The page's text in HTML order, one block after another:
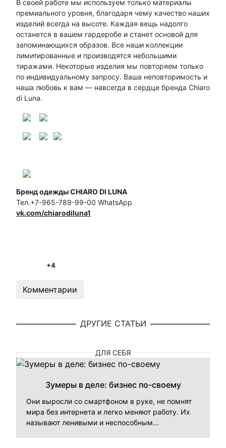
В своей работе мы используем только материалы
премиального уровня, благодаря чему качество наших
изделий всегда на высоте. Каждая вещь надолго
останется в вашем гардеробе и станет основой для
запоминающихся образов. Все наши коллекции
лимитированные и производятся небольшими
тиражами. Некоторые изделия мы повторяем только
по индивидуальному запросу. Ваша неповторимость и
наша любовь к вам — навсегда в сердце бренда Chiaro
di Luna.
Бренд одежды CHIARO DI LUNA
Тел.+7-965-789-99-00 WhatsApp
vk.com/chiarodiluna1
+4
Комментарии
ДРУГИЕ СТАТЬИ
ДЛЯ СЕБЯ
Зумеры в деле: бизнес по-своему
Они выросли со смартфоном в руке, не помнят
мира без интернета и легко меняют работу. Их
называют ленивыми и неспособным...